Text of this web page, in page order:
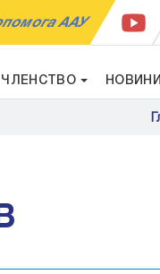
ААУ
ЧЛЕНСТВО НОВИНИ